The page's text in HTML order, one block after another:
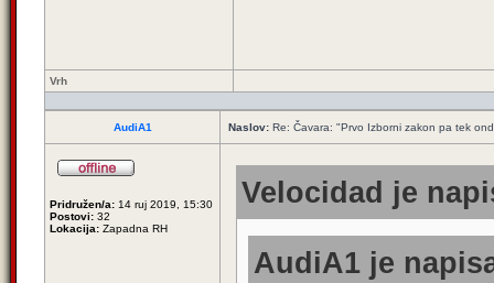
Vrh
AudiA1 Naslov: Re: Čavara: "Prvo Izborni zakon pa tek
Pridružen/a: 14 ruj 2019, 15:30
Postovi: 32
Lokacija: Zapadna RH
Velocidad je
AudiA1 je